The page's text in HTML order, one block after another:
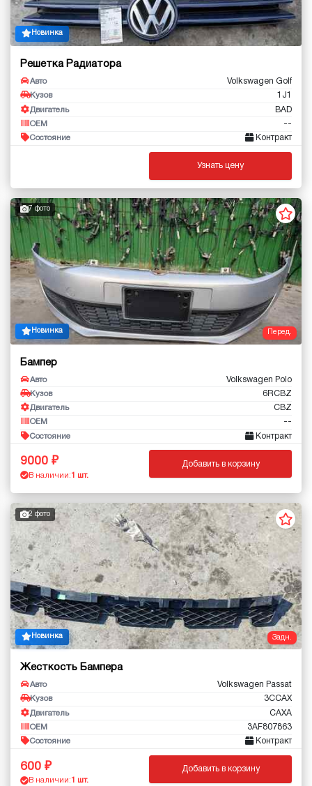
Новинка
Решетка Радиатора
Авто Volkswagen Golf
Кузов 1J1
Двигатель BAD
OEM --
Состояние Контракт
Узнать цену
Перед.
7 фото
Новинка
Бампер
Авто Volkswagen Polo
Кузов 6RCBZ
Двигатель CBZ
OEM --
Состояние Контракт
9000
В наличии: 1 шт.
Добавить в корзину
Задн.
2 фото
Новинка
Жесткость Бампера
Авто Volkswagen Passat
Кузов 3CCAX
Двигатель CAXA
OEM 3AF807863
Состояние Контракт
600
В наличии: 1 шт.
Добавить в корзину